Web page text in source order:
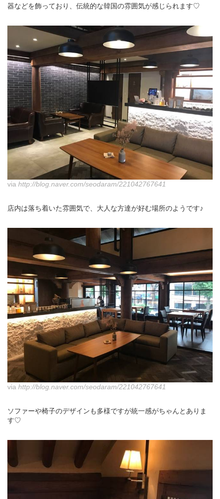
器などを飾っており、伝統的な韓国の雰囲気が感じられます♡
via http://blog.naver.com/seodaram/221042767641
店内は落ち着いた雰囲気で、大人な方達が好む場所のようです♪
via http://blog.naver.com/seodaram/221042767641
ソファーや椅子のデザインも多様ですが統一感がちゃんとありま
す♡